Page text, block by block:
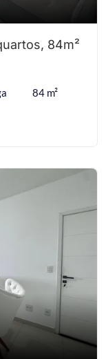
84m²
84 m²